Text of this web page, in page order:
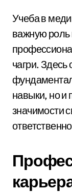
Учеба в
важную
чагри. Здесь
навыки, но и
значимости